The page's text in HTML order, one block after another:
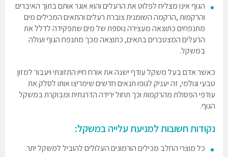
הגוף אינו מצליח לפלוט את הרעלים והוא אוגר אותם בתוך האיברים
והרקמות ,הרקמה השומנית צוברת רעלים והתאים המכילים מים
מתנפחים כתוצאה מעצירה נוספת של מים שתפקידה לדלל את
הרעלים המצטברים בתאים, כתוצאה מכך מתנפח הגוף ועולה
במשקל.
כאשר אדם בעל משקל עודף ישנה את אורח חייו התזונתי ויעבור למזון
טבעי וגולמי, זה יעניק לגופו תנאים חדשים שימריצו אותו לסלק את
עודפי הפסולת מהרקמות וכך תחול ירידה הדרגתית ומבוקרת במשקל
הגוף.
נקודות חשובות למניעת עלייה במשקל:
כל מוצרי החלב מכילים הורמונים העלולים להוביל למשקל יתר.